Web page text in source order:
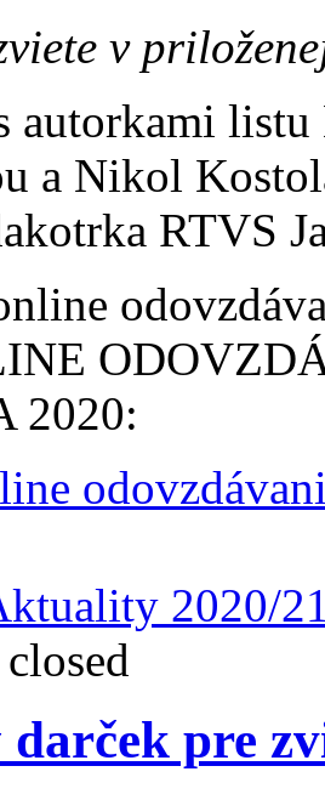
v
autorkami
a Nikol
RTVS
2020:
2020/
darček pre